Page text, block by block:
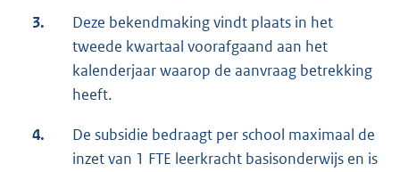
3.
Deze bekendmaking vindt plaats in het
tweede kwartaal voorafgaand aan het
kalenderjaar waarop de aanvraag betrekking
heeft.
4.
De subsidie bedraagt per school maximaal de
inzet van 1 FTE leerkracht basisonderwijs en is